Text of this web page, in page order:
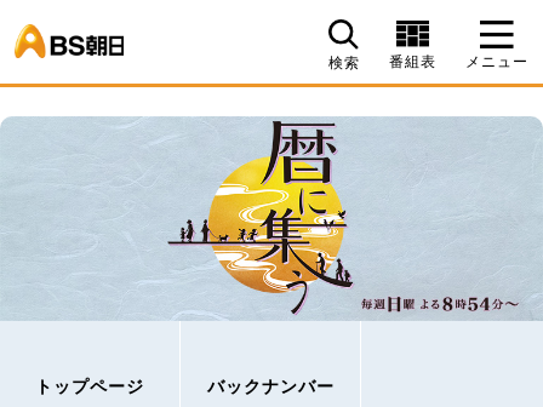
検索 番組表 メニュー
トップページ バックナンバー